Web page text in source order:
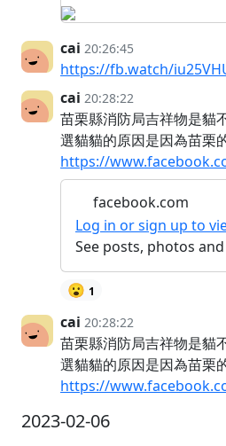
cai 20:26:45
https://fb.watch/
cai 20:28:22
苗栗縣消防局吉祥物是貓
選貓貓的原因是因為苗栗
https://
facebook.com
Log in or sign up to
See posts, photos
😮 1
cai 20:28:22
苗栗縣消防局吉祥物是貓
選貓貓的原因是因為苗栗
https://
2023-02-06